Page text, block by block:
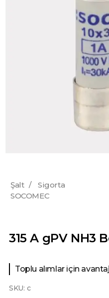
Şalt /
Sigorta
SOCOMEC
315 A gPV NH3
Toplu alımlar için
SKU: c